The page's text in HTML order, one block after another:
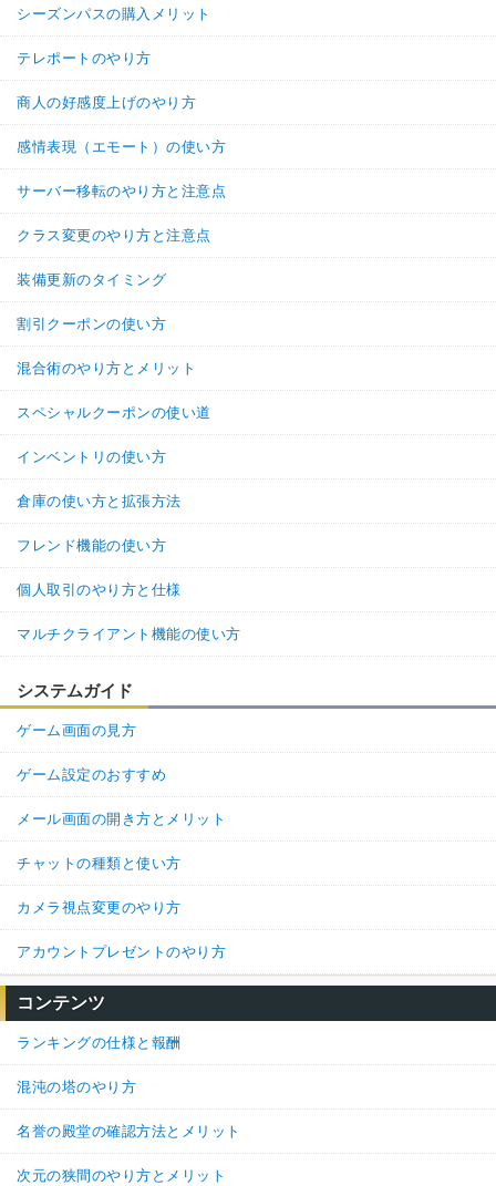
シーズンパスの購入メリット
テレポートのやり方
商人の好感度上げのやり方
感情表現（エモート）の使い方
サーバー移転のやり方と注意点
クラス変更のやり方と注意点
装備更新のタイミング
割引クーポンの使い方
混合術のやり方とメリット
スペシャルクーポンの使い道
インベントリの使い方
倉庫の使い方と拡張方法
フレンド機能の使い方
個人取引のやり方と仕様
マルチクライアント機能の使い方
システムガイド
ゲーム画面の見方
ゲーム設定のおすすめ
メール画面の開き方とメリット
チャットの種類と使い方
カメラ視点変更のやり方
アカウントプレゼントのやり方
コンテンツ
ランキングの仕様と報酬
混沌の塔のやり方
名誉の殿堂の確認方法とメリット
次元の狭間のやり方とメリット